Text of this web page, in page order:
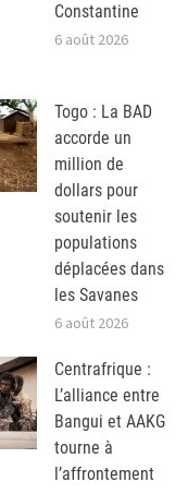
Constantine
6 août 2026
Togo : La BAD
accorde un
million de
dollars pour
soutenir les
populations
déplacées dans
les Savanes
6 août 2026
Centrafrique :
L’alliance entre
Bangui et AAKG
tourne à
l’affrontement